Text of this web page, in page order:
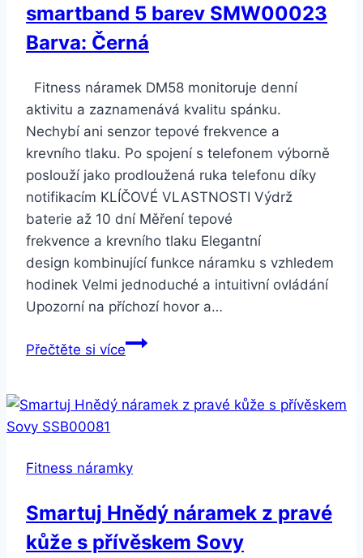
oceli
CSB00002
smartband 5 barev SMW00023
Barva: Černá
Fitness náramek DM58 monitoruje denní
aktivitu a zaznamenává kvalitu spánku.
Nechybí ani senzor tepové frekvence a
krevního tlaku. Po spojení s telefonem výborně
poslouží jako prodloužená ruka telefonu díky
notifikacím KLÍČOVÉ VLASTNOSTI Výdrž
baterie až 10 dní Měření tepové
frekvence a krevního tlaku Elegantní
design kombinující funkce náramku s vzhledem
hodinek Velmi jednoduché a intuitivní ovládání
Upozorní na příchozí hovor a…
Přečtěte si víceSmartuj
DM58-
barev
Barva:
Černá
Fitness náramky
Smartuj Hnědý náramek z pravé
kůže s přívěskem Sovy